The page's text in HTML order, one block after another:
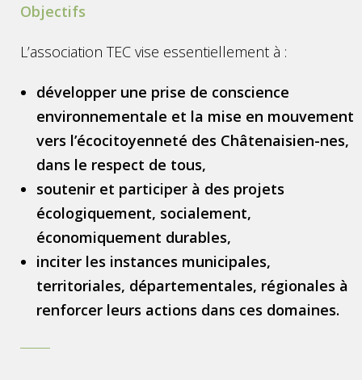
Objectifs
L’association TEC vise essentiellement à :
développer une prise de conscience
environnementale et la mise en mouvement
vers l’écocitoyenneté des Châtenaisien-nes,
dans le respect de tous,
soutenir et participer à des projets
écologiquement, socialement,
économiquement durables,
inciter les instances municipales,
territoriales, départementales, régionales à
renforcer leurs actions dans ces domaines.